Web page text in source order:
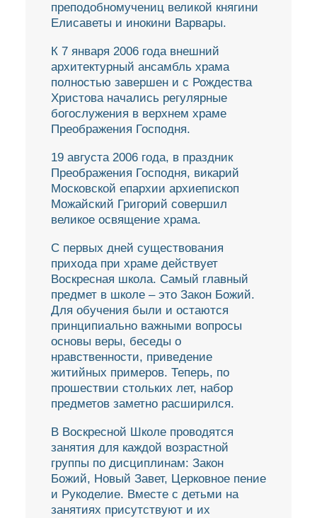
преподобномучениц великой княгини
Елисаветы и инокини Варвары.
К 7 января 2006 года внешний
архитектурный ансамбль храма
полностью завершен и с Рождества
Христова начались регулярные
богослужения в верхнем храме
Преображения Господня.
19 августа 2006 года, в праздник
Преображения Господня, викарий
Московской епархии архиепископ
Можайский Григорий совершил
великое освящение храма.
С первых дней существования
прихода при храме действует
Воскресная школа. Самый главный
предмет в школе – это Закон Божий.
Для обучения были и остаются
принципиально важными вопросы
основы веры, беседы о
нравственности, приведение
житийных примеров. Теперь, по
прошествии стольких лет, набор
предметов заметно расширился.
В Воскресной Школе проводятся
занятия для каждой возрастной
группы по дисциплинам: Закон
Божий, Новый Завет, Церковное пение
и Рукоделие. Вместе с детьми на
занятиях присутствуют и их